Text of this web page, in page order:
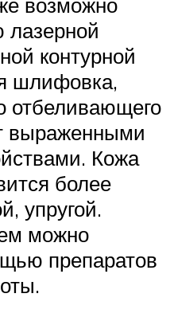
контурной
шлифовка,
отбеливающего
выраженными
Кожа
более
упругой.
можно
препаратов